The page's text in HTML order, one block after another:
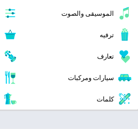
الموسيقى والصوت
ترفيه
تعارف
سيارات ومركبات
كلمات